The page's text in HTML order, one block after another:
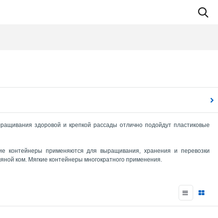
здоровой и крепкой рассады отлично подойдут пластиковые
контейнеры применяются для выращивания, хранения и перевозки
ком. Мягкие контейнеры многократного применения.